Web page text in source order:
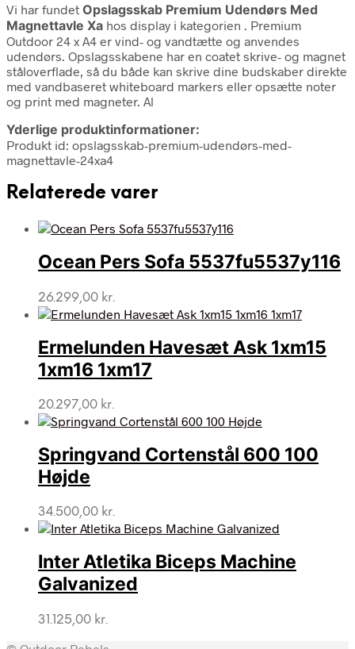
Vi har fundet Opslagsskab Premium Udendørs Med
Magnettavle Xa hos display i kategorien . Premium
Outdoor 24 x A4 er vind- og vandtætte og anvendes
udendørs. Opslagsskabene har en coatet skrive- og magnet
ståloverflade, så du både kan skrive dine budskaber direkte
med vandbaseret whiteboard markers eller opsætte noter
og print med magneter. Al
Yderlige produktinformationer:
Produkt id: opslagsskab-premium-udendørs-med-
magnettavle-24xa4
Relaterede varer
Ocean Pers Sofa 5537fu5537y116
26.299,00 kr.
Ermelunden Havesæt Ask 1xm15
1xm16 1xm17
20.297,00 kr.
Springvand Cortenstål 600 100
Højde
34.500,00 kr.
Inter Atletika Biceps Machine
Galvanized
31.125,00 kr.